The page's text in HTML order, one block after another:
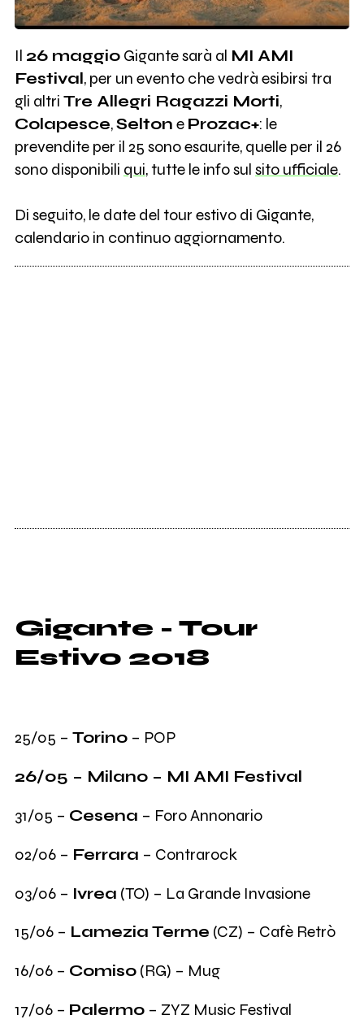
Il 26 maggioGigante sarà al MI AMI
Festival, per un evento che vedrà esibirsi tra
gli altri Tre Allegri Ragazzi Morti,
Colapesce,Selton e Prozac+: le
prevendite per il 25 sono esaurite, quelle per il 26
sono disponibili qui, tutte le info sul sito ufficiale.
Di seguito, le date del tour estivo di Gigante,
calendario in continuo aggiornamento.
Gigante - Tour
Estivo 2018
25/05 – Torino– POP
26/05 – Milano – MI AMI Festival
31/05 – Cesena – Foro Annonario
02/06 – Ferrara – Contrarock
03/06 – Ivrea (TO) – La Grande Invasione
15/06 – Lamezia Terme (CZ) – Cafè Retrò
16/06 – Comiso(RG) – Mug
17/06 – Palermo– ZYZ Music Festival